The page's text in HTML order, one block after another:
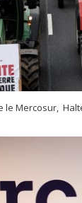
le Mercosur,